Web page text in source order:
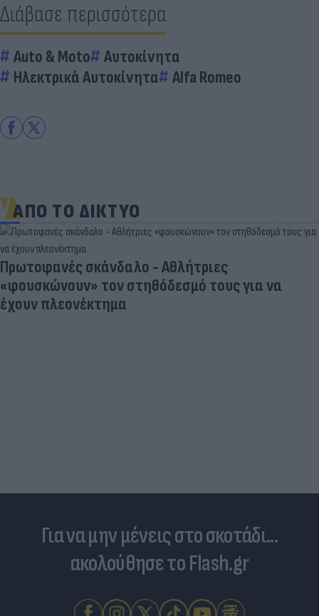
Διάβασε περισσότερα
Auto & Moto
Αυτοκίνητα
Ηλεκτρικά Αυτοκίνητα
Alfa Romeo
ΑΠΟ ΤΟ ΔΙΚΤΥΟ
Πρωτοφανές σκάνδαλο - Aθλήτριες
«φουσκώνουν» τον στηθόδεσμό τους για να
έχουν πλεονέκτημα
Για να μην μένεις στο σκοτάδι...
ακολούθησε το Flash.gr